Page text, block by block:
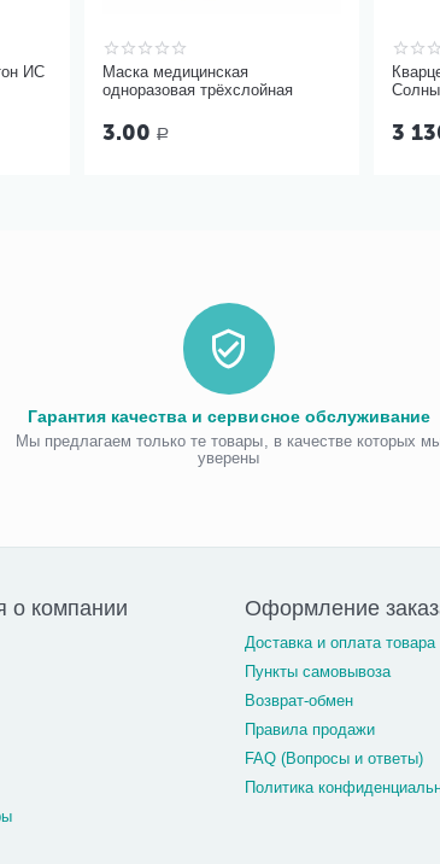
ИС
Маска медицинская
одноразовая трёхслойная
3.00 Р 3
Гарантия качества и сервисное обслуживание
Мы предлагаем только те товары, в качестве которых
уверены
о компании Оформление
Доставка и оплата товара
Пункты самовывоза
Возврат-обмен
Правила продажи
FAQ (Вопросы и ответы)
Политика